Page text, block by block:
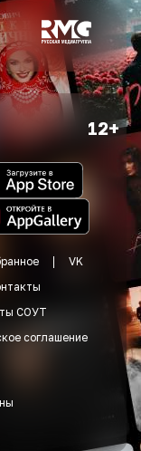
12+
VK
СОУТ
соглашение